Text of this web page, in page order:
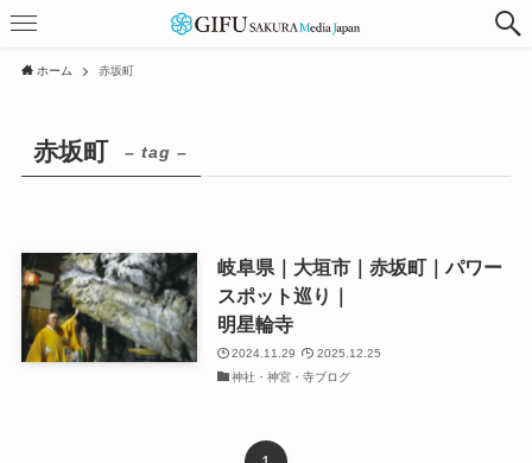
ホーム 赤坂町
赤坂町 – tag –
岐阜県｜大垣市｜赤坂町｜パワー
スポット巡り｜
明星輪寺
2024.11.29
2025.12.25
神社・神宮・寺ブログ